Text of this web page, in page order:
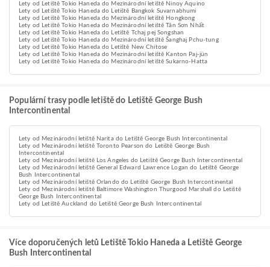
Lety od Letiště Tokio Haneda do Mezinárodní letiště Ninoy Aquino
Lety od Letiště Tokio Haneda do Letiště Bangkok Suvarnabhumi
Lety od Letiště Tokio Haneda do Mezinárodní letiště Hongkong
Lety od Letiště Tokio Haneda do Mezinárodní letiště Tân Sơn Nhất
Lety od Letiště Tokio Haneda do Letiště Tchaj pej Songshan
Lety od Letiště Tokio Haneda do Mezinárodní letiště Šanghaj Pchu-tung
Lety od Letiště Tokio Haneda do Letiště New Chitose
Lety od Letiště Tokio Haneda do Mezinárodní letiště Kanton Paj-jün
Lety od Letiště Tokio Haneda do Mezinárodní letiště Sukarno-Hatta
Populární trasy podle letiště do Letiště George Bush
Intercontinental
Lety od Mezinárodní letiště Narita do Letiště George Bush Intercontinental
Lety od Mezinárodní letiště Toronto Pearson do Letiště George Bush
Intercontinental
Lety od Mezinárodní letiště Los Angeles do Letiště George Bush Intercontinental
Lety od Mezinárodní letiště General Edward Lawrence Logan do Letiště George
Bush Intercontinental
Lety od Mezinárodní letiště Orlando do Letiště George Bush Intercontinental
Lety od Mezinárodní letiště Baltimore Washington Thurgood Marshall do Letiště
George Bush Intercontinental
Lety od Letiště Auckland do Letiště George Bush Intercontinental
Více doporučených letů Letiště Tokio Haneda a Letiště George
Bush Intercontinental